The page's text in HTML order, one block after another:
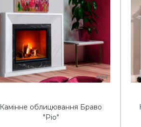
Камінне облицювання Браво
"Ріо"